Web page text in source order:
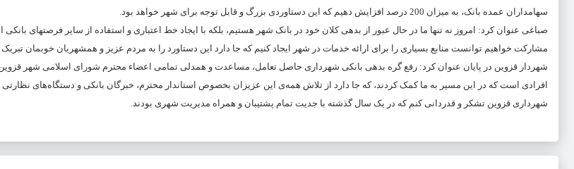
سهامداران عمده بانک، به میزان 200 درصد افزایش دهیم که این دستاوردی بزرگ و قابل توجه برای شهر خواهد بود.
صباغی عنوان کرد: امروز نه تنها ما در حال عبور از بدهی کلان خود در بانک شهر هستیم، بلکه با ایجاد خط اعتباری و استفاده از سایر فرصتهای بانکی
مشارکت خواهیم توانست منابع بسیاری را برای ارائه خدمات در شهر ایجاد کنیم که جا دارد این دستاورد را به مردم عزیز و همشهریان خوبمان
شهردار قزوین در پایان عنوان کرد: رفع گره بدهی بانکی شهرداری حاصل تعامل، مساعدت و همدلی تمامی اعضاء محترم شورای اسلامی شهر قزوین
افرادی است که در این مسیر به ما کمک کردند، که جا دارد از تلاش همه‌ی این عزیزان بخصوص استاندار محترم، خبرگان بانکی و دستگاه‌های نظارتی
شهرداری قزوین تشکر و قدردانی کنم که در یک سال گذشته با جدیت تمام پشتیبان و همراه مدیریت شهری بودند.